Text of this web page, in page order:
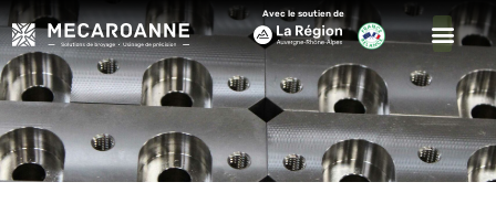
Avec le soutien de